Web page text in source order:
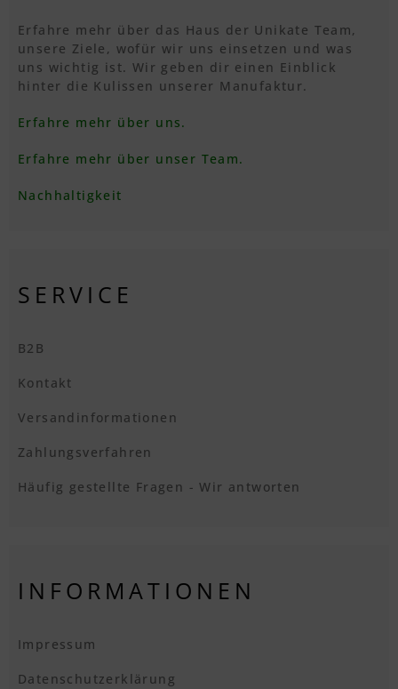
Erfahre mehr über das Haus der Unikate Team,
unsere Ziele, wofür wir uns einsetzen und was
uns wichtig ist. Wir geben dir einen Einblick
hinter die Kulissen unserer Manufaktur.
Erfahre mehr über uns.
Erfahre mehr über unser Team.
Nachhaltigkeit
SERVICE
B2B
Kontakt
Versandinformationen
Zahlungsverfahren
Häufig gestellte Fragen - Wir antworten
INFORMATIONEN
Impressum
Datenschutzerklärung